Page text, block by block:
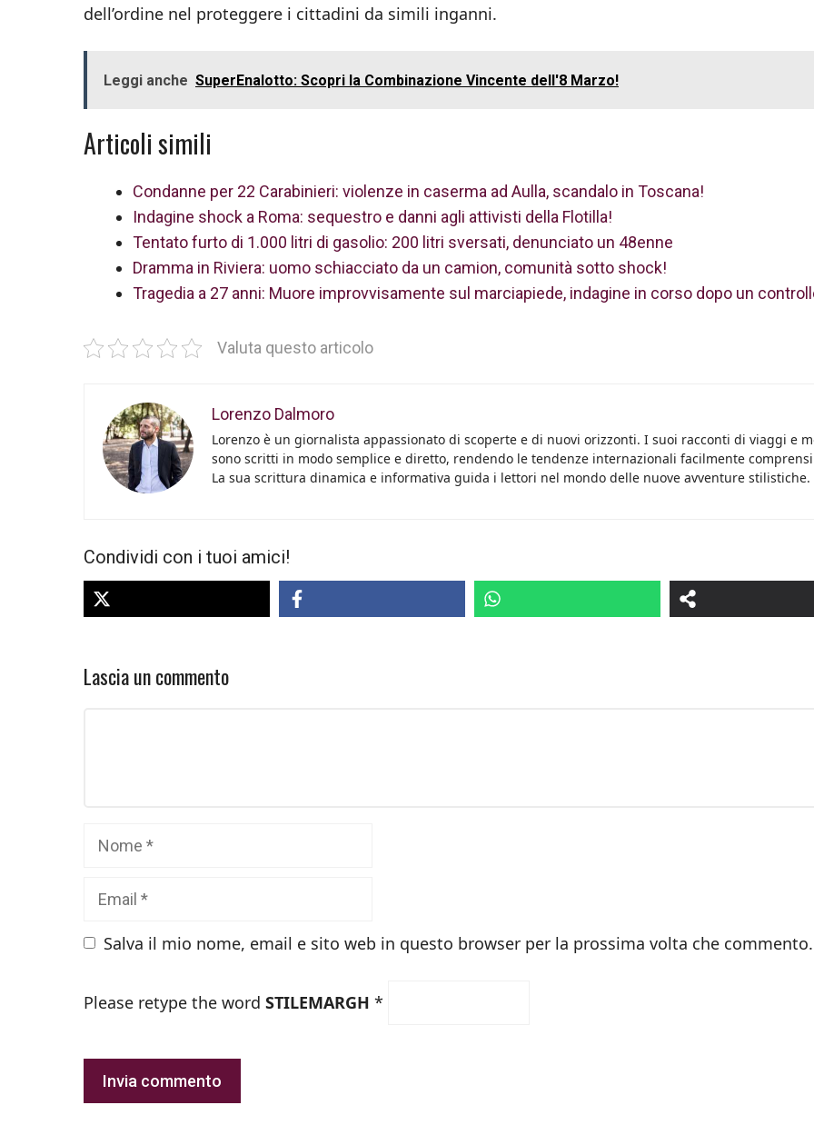
dell’ordine nel proteggere i cittadini da simili inganni.
Leggi anche SuperEnalotto: Scopri la Combinazione Vincente dell'8 Marzo!
Articoli simili
Condanne per 22 Carabinieri: violenze in caserma ad Aulla, scandalo in Toscana!
Indagine shock a Roma: sequestro e danni agli attivisti della Flotilla!
Tentato furto di 1.000 litri di gasolio: 200 litri sversati, denunciato un 48enne
Dramma in Riviera: uomo schiacciato da un camion, comunità sotto shock!
Tragedia a 27 anni: Muore improvvisamente sul marciapiede, indagine in corso dopo un
Valuta questo articolo
Lorenzo Dalmoro
Lorenzo è un giornalista appassionato di scoperte e di nuovi orizzonti. I suoi racconti di viaggi e
sono scritti in modo semplice e diretto, rendendo le tendenze internazionali facilmente
La sua scrittura dinamica e informativa guida i lettori nel mondo delle nuove avventure stilistiche.
Condividi con i tuoi amici!
Lascia un commento
Salva il mio nome, email e sito web in questo browser per la prossima volta che commento.
Please retype the word STILEMARGH *